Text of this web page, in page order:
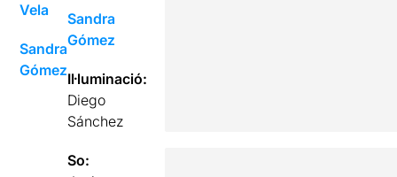
Vela
Sandra
Gómez
Sandra
Gómez
Il·luminació:
Diego
Sánchez
So: